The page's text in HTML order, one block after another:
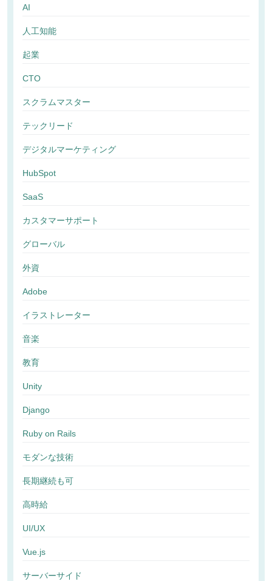
AI
人工知能
起業
CTO
スクラムマスター
テックリード
デジタルマーケティング
HubSpot
SaaS
カスタマーサポート
グローバル
外資
Adobe
イラストレーター
音楽
教育
Unity
Django
Ruby on Rails
モダンな技術
長期継続も可
高時給
UI/UX
Vue.js
サーバーサイド